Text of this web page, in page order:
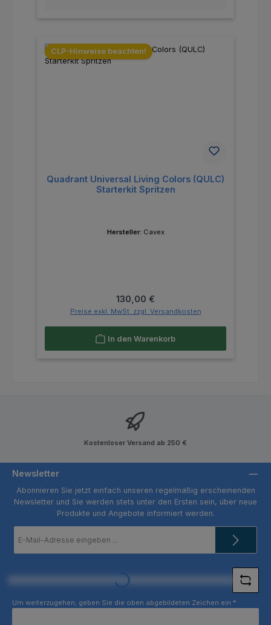
CLP-Hinweise beachten!
Quadrant Universal Living Colors (QULC)
Starterkit Spritzen
Hersteller: Cavex
Regulärer Preis:
130,00 €
Preise exkl. MwSt. zzgl. Versandkosten
In den Warenkorb
Kostenloser Versand ab 250 €
Newsletter
Abonnieren Sie jetzt einfach unseren regelmäßig erscheinenden
Newsletter und Sie werden stets unter den Ersten sein, über neue
Produkte und Angebote informiert werden.
Mail-
Loading...
Um weiterzugehen, geben Sie die oben abgebildeten Zeichen ein *